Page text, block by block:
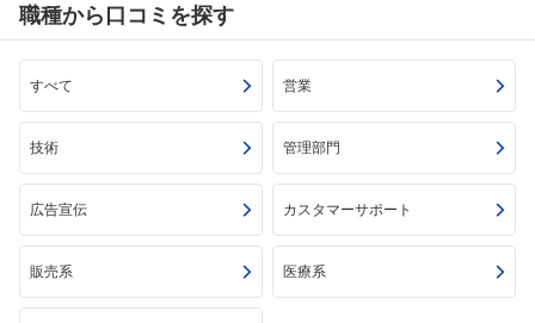
職種から口コミを探す
すべて 営業
技術 管理部門
広告宣伝 カスタマーサポート
販売系 医療系